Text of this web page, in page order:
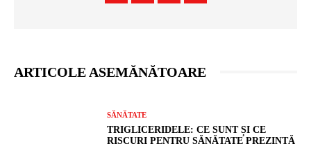
ARTICOLE ASEMĂNĂTOARE
SĂNĂTATE
TRIGLICERIDELE: CE SUNT ȘI CE
RISCURI PENTRU SĂNĂTATE PREZINTĂ